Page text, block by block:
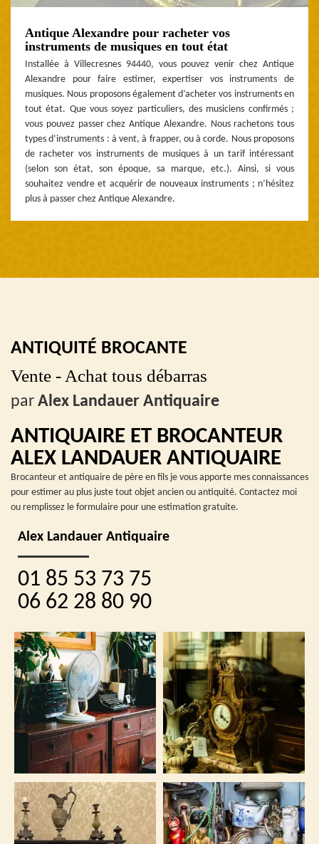
Antique Alexandre pour racheter vos
instruments de musiques en tout état
Installée à Villecresnes 94440, vous pouvez venir chez Antique
Alexandre pour faire estimer, expertiser vos instruments de
musiques. Nous proposons également d’acheter vos instruments en
tout état. Que vous soyez particuliers, des musiciens confirmés ;
vous pouvez passer chez Antique Alexandre. Nous rachetons tous
types d’instruments : à vent, à frapper, ou à corde. Nous proposons
de racheter vos instruments de musiques à un tarif intéressant
(selon son état, son époque, sa marque, etc.). Ainsi, si vous
souhaitez vendre et acquérir de nouveaux instruments ; n’hésitez
plus à passer chez Antique Alexandre.
ANTIQUITÉ BROCANTE
Vente - Achat tous débarras
par Alex Landauer Antiquaire
ANTIQUAIRE ET BROCANTEUR
ALEX LANDAUER ANTIQUAIRE
Brocanteur et antiquaire de père en fils je vous apporte mes connaissances
pour estimer au plus juste tout objet ancien ou antiquité. Contactez moi
ou remplissez le formulaire pour une estimation gratuite.
Alex Landauer Antiquaire
01 85 53 73 75
06 62 28 80 90